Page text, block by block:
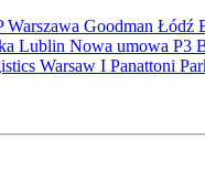
Warszawa Goodman Łódź
Lublin Nowa umowa P3
Warsaw I Panattoni